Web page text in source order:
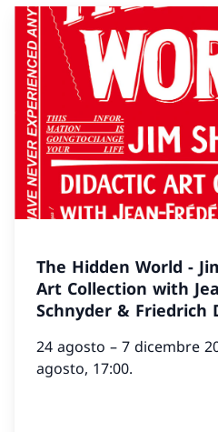
The Hidden World -
Art Collection with
Schnyder &
24 agosto – 7 dicembre 2014.
agosto, 17:00.